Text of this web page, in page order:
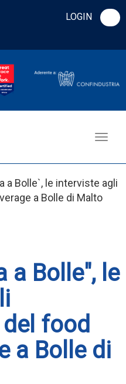
LOGIN
a Bolle`, le interviste agli
a Bolle di Malto
a Bolle", le
food
a Bolle di